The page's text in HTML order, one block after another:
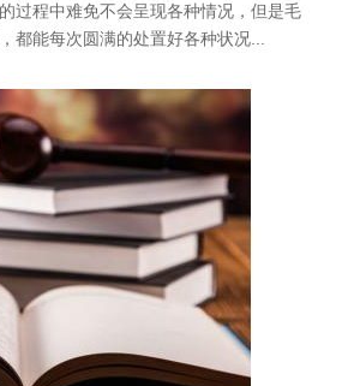
过程中难免不会呈现各种情况，但是毛
都能每次圆满的处置好各种状况...